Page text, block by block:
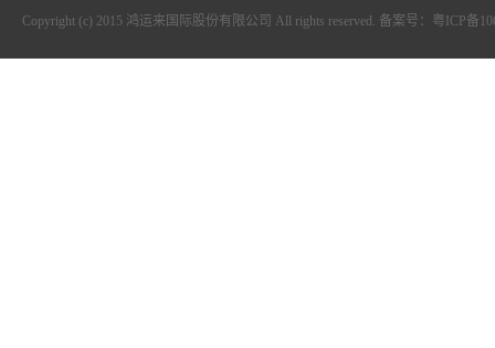
Copyright (c) 2015 鸿运来国际股份有限公司 All rights reserved. 备案号：粤ICP备